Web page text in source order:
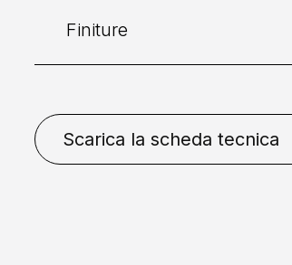
Installazione : Senza
Finiture
Bronzo Opaco Cromo
Lucido
PVD Rame Lucido
Scarica la scheda tecnica